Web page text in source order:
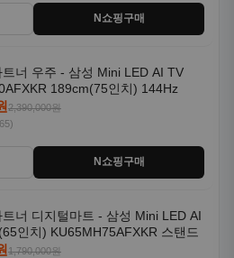
N쇼핑구매
트너 우주 - 삼성 Mini LED AI TV
189cm(75인치) 144Hz
2,390,000원
N쇼핑구매
너 디지털마트 - 삼성 Mini LED AI
인치) KU65MH75AFXKR 스탠드
1,790,000원